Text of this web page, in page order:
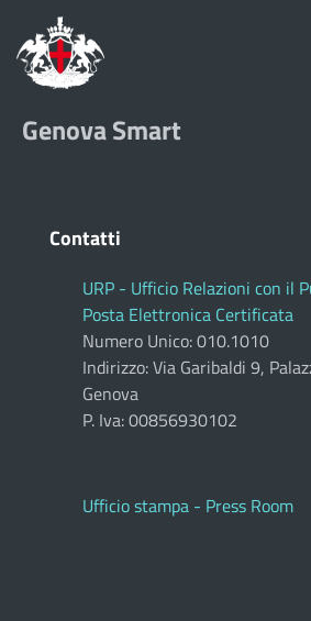
Genova Smart
Contatti
URP - Ufficio Relazioni con il
Posta Elettronica Certificata
Numero Unico: 010.1010
Indirizzo: Via Garibaldi 9,
Genova
P. Iva: 00856930102
Ufficio stampa - Press Room